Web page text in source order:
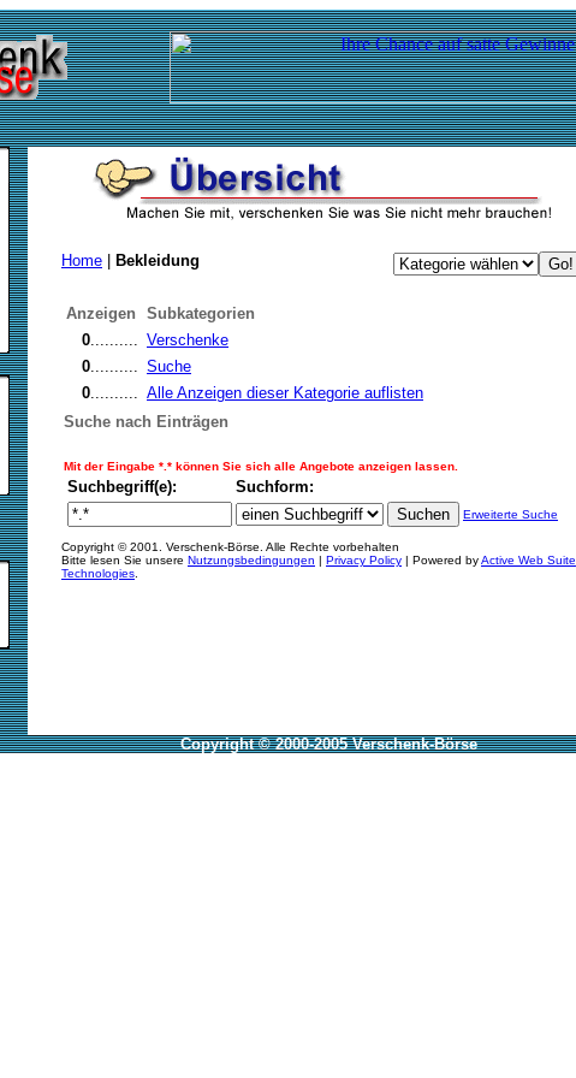
Home Bekleidung
Anzeigen
Subkategorien
0.......... Verschenke
0.......... Suche
0.......... Alle Anzeigen dieser Kategorie auflisten
Suche nach Einträgen
Mit der Eingabe *.* können Sie sich alle Angebote anzeigen lassen.
Suchbegriff(e): Suchform:
Erweiterte Suche
Copyright © 2001. Verschenk-Börse. Alle Rechte vorbehalten
Bitte lesen Sie unsere Nutzungsbedingungen | Privacy Policy | Powered byActive Web Suite
Technologies
Copyright © 2000-2005 Verschenk-Börse